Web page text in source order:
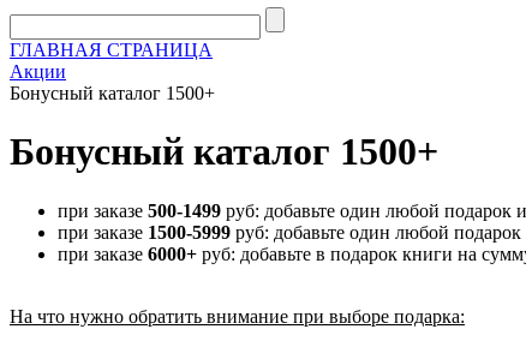
ГЛАВНАЯ СТРАНИЦА
Акции
Бонусный каталог 1500+
Бонусный каталог 1500+
при заказе 500-1499 руб: добавьте один любой подарок
при заказе 1500-5999 руб: добавьте один любой подарок
при заказе 6000+ руб: добавьте в подарок книги на
На что нужно обратить внимание при выборе подарка: